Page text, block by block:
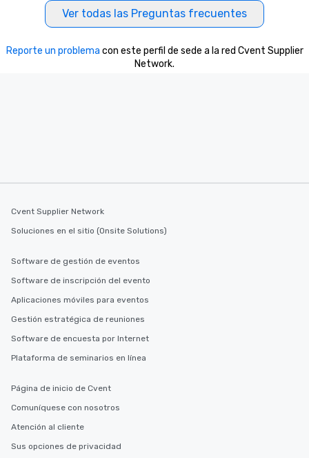
Ver todas las Preguntas frecuentes
Reporte un problema con este perfil de sede a la red Cvent Supplier
Network.
Cvent Supplier Network
Soluciones en el sitio (Onsite Solutions)
Software de gestión de eventos
Software de inscripción del evento
Aplicaciones móviles para eventos
Gestión estratégica de reuniones
Software de encuesta por Internet
Plataforma de seminarios en línea
Página de inicio de Cvent
Comuníquese con nosotros
Atención al cliente
Sus opciones de privacidad